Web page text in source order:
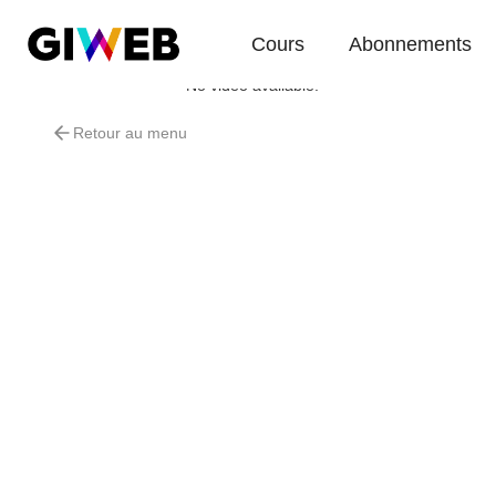
Cours Abonnements
Retour au menu
No video available.